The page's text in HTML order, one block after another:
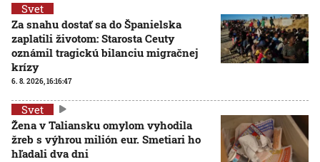
Svet
Za snahu dostať sa do Španielska
zaplatili životom: Starosta Ceuty
oznámil tragickú bilanciu migračnej
krízy
6. 8. 2026, 16:16:47
Svet
Žena v Taliansku omylom vyhodila
žreb s výhrou milión eur. Smetiari ho
hľadali dva dni